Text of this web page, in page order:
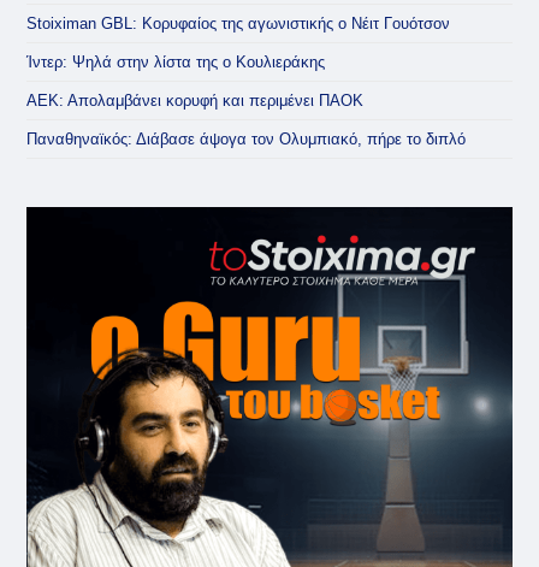
Stoiximan GBL: Κορυφαίος της αγωνιστικής ο Νέιτ Γουότσον
Ίντερ: Ψηλά στην λίστα της ο Κουλιεράκης
ΑΕΚ: Απολαμβάνει κορυφή και περιμένει ΠΑΟΚ
Παναθηναϊκός: Διάβασε άψογα τον Ολυμπιακό, πήρε το διπλό